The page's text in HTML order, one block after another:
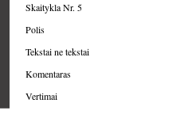
Skaitykla Nr. 5
Polis
Tekstai ne tekstai
Komentaras
Vertimai